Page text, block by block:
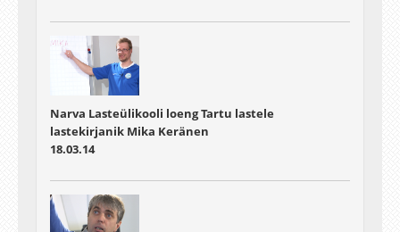
Narva Lasteülikooli loeng Tartu lastele
lastekirjanik Mika Keränen
18.03.14